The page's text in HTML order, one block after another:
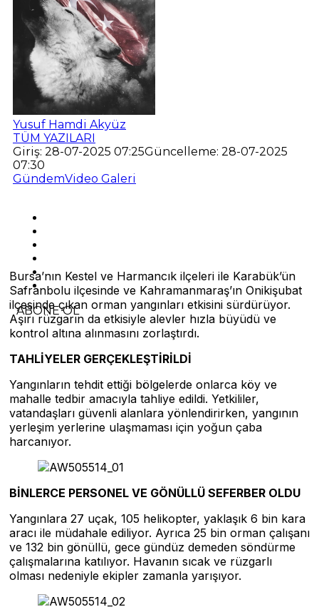
Yusuf Hamdi Akyüz
TÜM YAZILARI
Giriş: 28-07-2025 07:25Güncelleme: 28-07-2025
07:30
GündemVideo Galeri
ABONE OL
Bursa’nın Kestel ve Harmancık ilçeleri ile Karabük’ün
Safranbolu ilçesinde ve Kahramanmaraş’ın Onikişubat
ilçesinde çıkan orman yangınları etkisini sürdürüyor.
Aşırı rüzgarın da etkisiyle alevler hızla büyüdü ve
kontrol altına alınmasını zorlaştırdı.
TAHLİYELER GERÇEKLEŞTİRİLDİ
Yangınların tehdit ettiği bölgelerde onlarca köy ve
mahalle tedbir amacıyla tahliye edildi. Yetkililer,
vatandaşları güvenli alanlara yönlendirirken, yangının
yerleşim yerlerine ulaşmaması için yoğun çaba
harcanıyor.
BİNLERCE PERSONEL VE GÖNÜLLÜ SEFERBER OLDU
Yangınlara 27 uçak, 105 helikopter, yaklaşık 6 bin kara
aracı ile müdahale ediliyor. Ayrıca 25 bin orman çalışanı
ve 132 bin gönüllü, gece gündüz demeden söndürme
çalışmalarına katılıyor. Havanın sıcak ve rüzgarlı
olması nedeniyle ekipler zamanla yarışıyor.